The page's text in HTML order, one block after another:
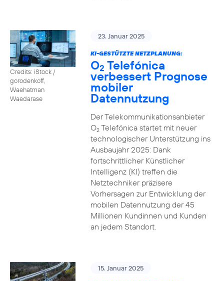
Credits: iStock /
gorodenkoff,
Waehatman
Waedarase
23. Januar 2025
KI-GESTÜTZTE NETZPLANUNG:
O2 Telefónica
verbessert Prognose
mobiler
Datennutzung
Der Telekommunikationsanbieter
O2Telefónica startet mit neuer
technologischer Unterstützung ins
Ausbaujahr 2025: Dank
fortschrittlicher Künstlicher
Intelligenz (KI) treffen die
Netztechniker präzisere
Vorhersagen zur Entwicklung der
mobilen Datennutzung der 45
Millionen Kundinnen und Kunden
an jedem Standort.
15. Januar 2025